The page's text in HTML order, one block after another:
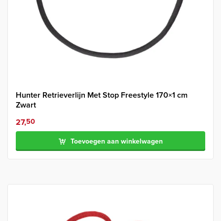
Hunter Retrieverlijn Met Stop Freestyle 170×1 cm
Zwart
27,50
Toevoegen aan winkelwagen